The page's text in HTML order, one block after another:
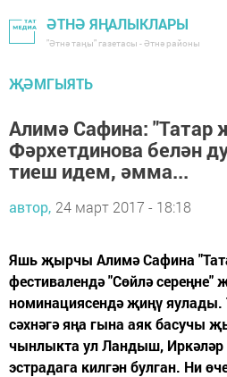
ӘТНӘ ЯҢАЛЫКЛАРЫ
"Әтнә таңы" газетасы - Әтнә районы
ҖӘМГЫЯТЬ
Алимә Сафина:
Фәрхетдинова белән
тиеш идем, әмма...
автор, 24 март 2017 - 18:18
Яшь җырчы Алимә Сафина
фестивалендә "Сөйлә
номинациясендә җиңү
сәхнәгә яңа гына аяк басучы
чынлыкта ул Ландыш,
эстрадага килгән булган. Ни